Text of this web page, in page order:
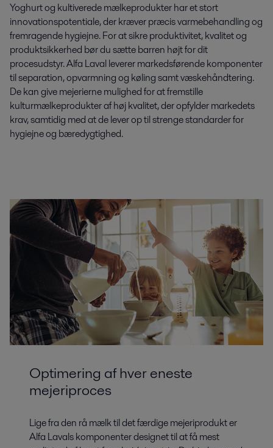
Yoghurt og kultiverede mælkeprodukter har et stort
innovationspotentiale, der kræver præcis varmebehandling og
fremragende hygiejne. For at sikre produktivitet, kvalitet og
produktsikkerhed bør du sætte barren højt for dit
procesudstyr. Alfa Laval leverer markedsførende komponenter
til separation, opvarmning og køling samt væskehåndtering.
De kan give mejerierne mulighed for at fremstille
kulturmælkeprodukter af høj kvalitet, der opfylder markedets
krav, samtidig med at de lever op til strenge standarder for
hygiejne og bæredygtighed.
Optimering af hver eneste
mejeriproces
Lige fra den rå mælk til det færdige mejeriprodukt er
Alfa Lavals komponenter designet til at få mest